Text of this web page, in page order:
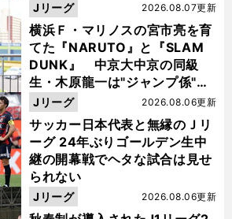
横浜Ｆ・マリノスの宮市亮を育
てた『NARUTO』と『SLAM
DUNK』 中京大中京の同級
生・木原龍一は"ジャンプ係"だ
った
2026.08.07更新
Jリーグ
サッカー日本代表と無縁のＪリ
ーグ 24年ぶりゴールデン生中
継の開幕戦でヘタな試合は見せ
られない
2026.08.06更新
Jリーグ
2026.08.06更新
Jリーグ